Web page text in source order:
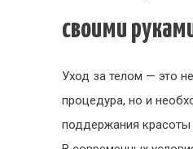
своими
Уход за телом — это
процедура, но и
поддержания